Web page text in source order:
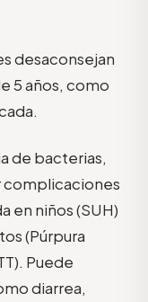
desaconsejan
5 años, como
de bacterias,
complicaciones
en niños (SUH)
(Púrpura
Puede
diarrea,